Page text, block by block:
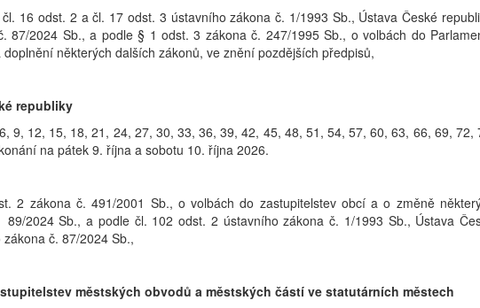
16 odst. 2 a čl. 17 odst. 3 ústavního zákona č. 1/1993 Sb., Ústava České
87/2024 Sb., a podle § 1 odst. 3 zákona č. 247/1995 Sb., o volbách do
některých dalších zákonů, ve znění pozdějších předpisů,
republiky
9, 12, 15, 18, 21, 24, 27, 30, 33, 36, 39, 42, 45, 48, 51, 54, 57, 60, 63, 66, 69, 72,
na pátek 9. října a sobotu 10. října 2026.
2 zákona č. 491/2001 Sb., o volbách do zastupitelstev obcí a o změně
2024 Sb., a podle čl. 102 odst. 2 ústavního zákona č. 1/1993 Sb., Ústava
č. 87/2024 Sb.,
městských obvodů a městských částí ve statutárních městech